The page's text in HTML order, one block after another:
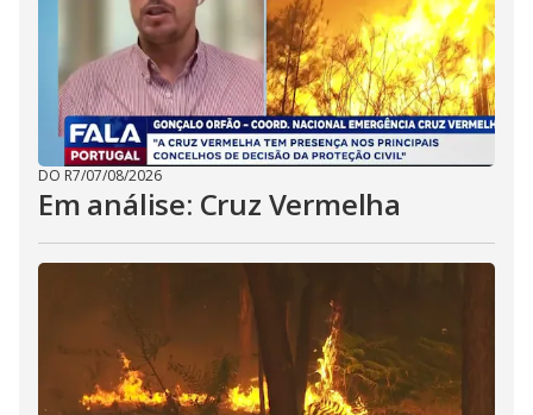
DO R7/07/08/2026
Em análise: Cruz Vermelha